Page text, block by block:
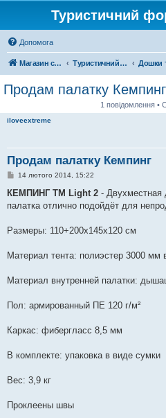
Туристичний
Допомога
Магазин спорядження Туристичний форум «Рюкзак»
Продам палатку Кемпинг
1 повідомлення •
iloveextreme
Продам палатку Кемпинг
П
в
д
л
н
14 лютого 2014, 15:22
КЕМПИНГ TM Light 2 - Двухместная
палатка отлично подойдёт для
Размеры: 110+200х145х120 см
Материал тента: полиэстер 3000 мм
Материал внутренней палатки:
Пол: армированный ПЕ 120 г/м²
Каркас: фибергласс 8,5 мм
В комплекте: упаковка в виде сумки
Вес: 3,9 кг
Проклеены швы